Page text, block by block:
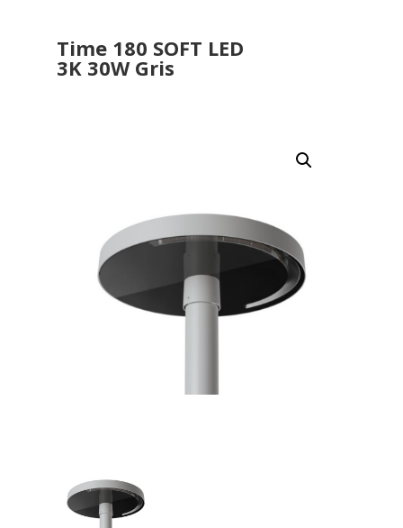
Time 180 SOFT LED
3K 30W Gris